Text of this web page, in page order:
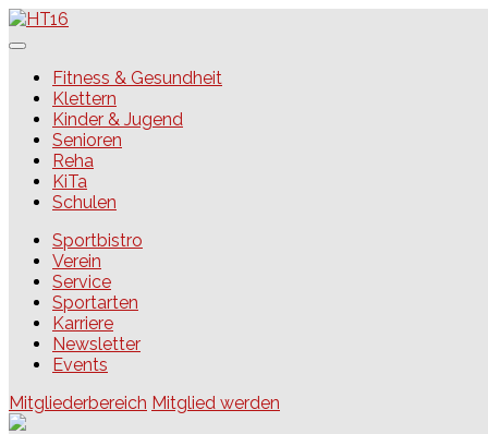
Skip
to
HT16Fitness & Gesundheit
Klettern
Kinder & Jugend
Senioren
Reha
KiTa
Schulen
Sportbistro
Verein
Service
Sportarten
Karriere
Newsletter
Events
Mitgliederbereich Mitglied werden